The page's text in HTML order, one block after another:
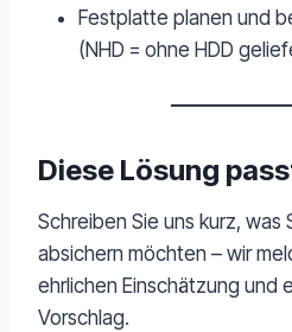
Festplatte planen und
(NHD = ohne HDD
Diese Lösung
Schreiben Sie uns kurz,
absichern möchten – wir
ehrlichen Einschätzung und
Vorschlag.